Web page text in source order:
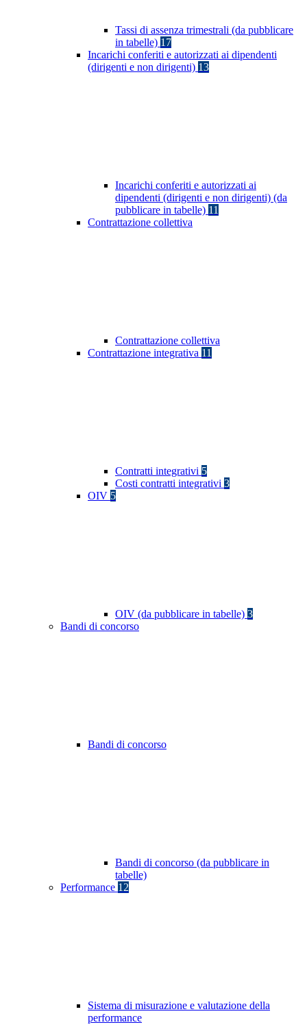
Tassi di assenza trimestrali (da pubblicare
in tabelle) 17
Incarichi conferiti e autorizzati ai dipendenti
(dirigenti e non dirigenti) 13
Incarichi conferiti e autorizzati ai
dipendenti (dirigenti e non dirigenti) (da
pubblicare in tabelle) 11
Contrattazione collettiva
Contrattazione collettiva
Contrattazione integrativa 11
Contratti integrativi 5
Costi contratti integrativi 3
OIV 5
OIV (da pubblicare in tabelle) 3
Bandi di concorso
Bandi di concorso
Bandi di concorso (da pubblicare in
tabelle)
Performance 12
Sistema di misurazione e valutazione della
performance